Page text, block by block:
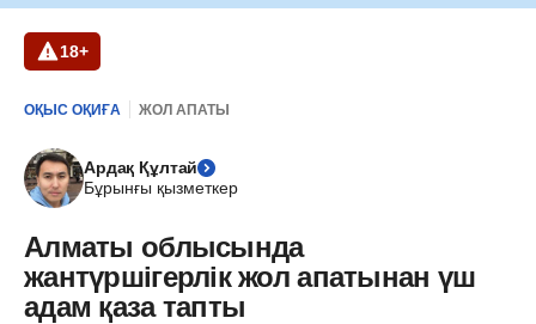
18+
ОҚЫС ОҚИҒА ЖОЛ АПАТЫ
Ардақ Құлтай
Бұрынғы қызметкер
Алматы облысында
жантүршігерлік жол апатынан үш
адам қаза тапты